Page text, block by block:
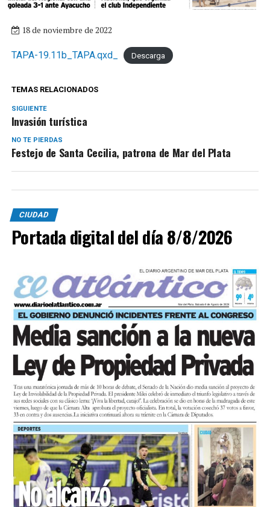
18 de noviembre de 2022
TAPA-19.11b_TAPA.qxd_ Descarga
TEMAS RELACIONADOS
SIGUIENTE
Invasión turística
NO TE PIERDAS
Festejo de Santa Cecilia, patrona de Mar del Plata
CIUDAD
Portada digital del día 8/8/2026